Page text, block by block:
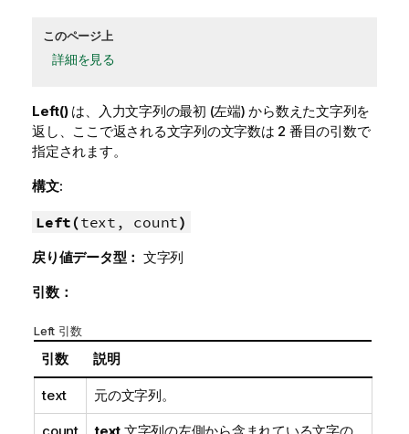
このページ上
詳細を見る
Left()は、入力文字列の最初 (左端) から数えた文字列を
返し、ここで返される文字列の文字数は 2 番目の引数で
指定されます。
構文:
Left(text, count)
戻り値データ型： 文字列
引数：
Left 引数
引数 説明
text 元の文字列。